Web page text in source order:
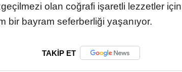
olan coğrafi işaretli lezzetler
bir bayram seferberliği yaşanıyor.
TAKİP ET